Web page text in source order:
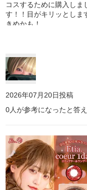
コスするために購入し
す！！目がキリッとしま
きめかも！
2026年07月20日投稿
0人が参考になったと答